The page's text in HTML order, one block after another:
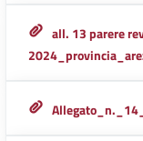
all. 13 parere